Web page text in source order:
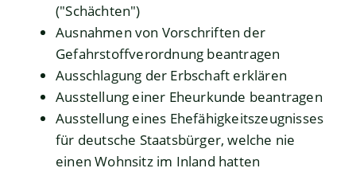
("Schächten")
Ausnahmen von Vorschriften der
Gefahrstoffverordnung beantragen
Ausschlagung der Erbschaft erklären
Ausstellung einer Eheurkunde beantragen
Ausstellung eines Ehefähigkeitszeugnisses
für deutsche Staatsbürger, welche nie
einen Wohnsitz im Inland hatten